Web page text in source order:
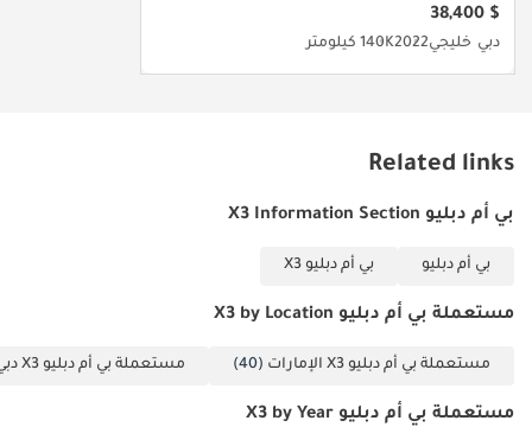
المعقولة
المتاحة اليوم.
$ 38,400
دبي خليجي2022140K كيلومتر
Related links
بي أم دبليو X3 Information Section
بي أم دبليو بي أم دبليو X3
مستعملة بي أم دبليو X3 by Location
مستعملة بي أم دبليو X3 الإمارات (40) مستعملة بي أم دبليو X3 دبي
مستعملة بي أم دبليو X3 by Year
في الإمارات العربية المتحدة.
تم إنشاء هذه الإحصاءات بواسطة الذكاء الاصطناعي اعتماداً على بيانات
خبراء السوق. يُرجى دائماً فحص السيارة قبل الشراء.